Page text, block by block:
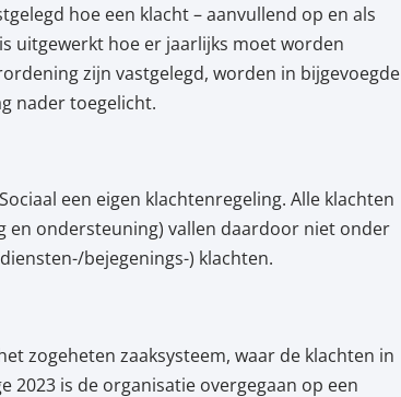
hoe een klacht – aanvullend op en als
uitgewerkt hoe er jaarlijks moet worden
zijn vastgelegd, worden in bijgevoegde
nader toegelicht.
een eigen klachtenregeling. Alle klachten
en ondersteuning) vallen daardoor niet onder
bejegenings-) klachten.
zogeheten zaaksysteem, waar de klachten in
2023 is de organisatie overgegaan op een